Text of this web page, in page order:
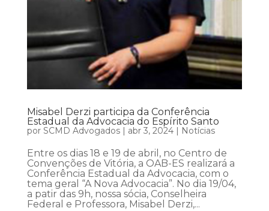
Misabel Derzi participa da Conferência
Estadual da Advocacia do Espírito Santo
por SCMD Advogados| abr 3, 2024| Notícias
Entre os dias 18 e 19 de abril, no Centro de
Convenções de Vitória, a OAB-ES realizará a
Conferência Estadual da Advocacia, com o
tema geral “A Nova Advocacia”. No dia 19/04,
a patir das 9h, nossa sócia, Conselheira
Federal e Professora, Misabel Derzi,...